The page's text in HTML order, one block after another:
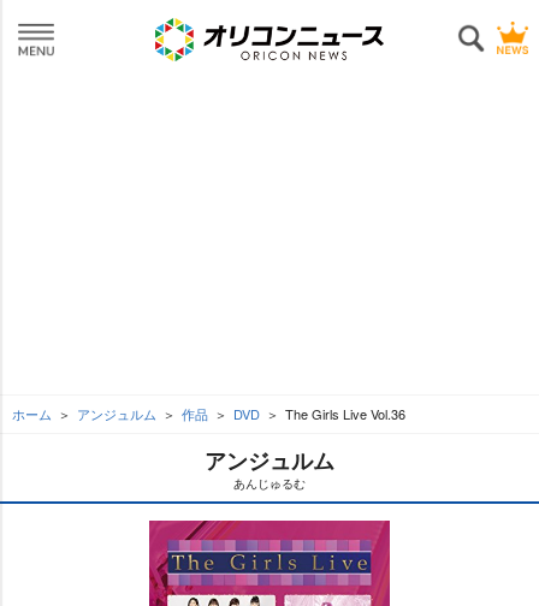
ホーム アンジュルム 作品 DVD The Girls Live Vol.36
アンジュルム
あんじゅるむ